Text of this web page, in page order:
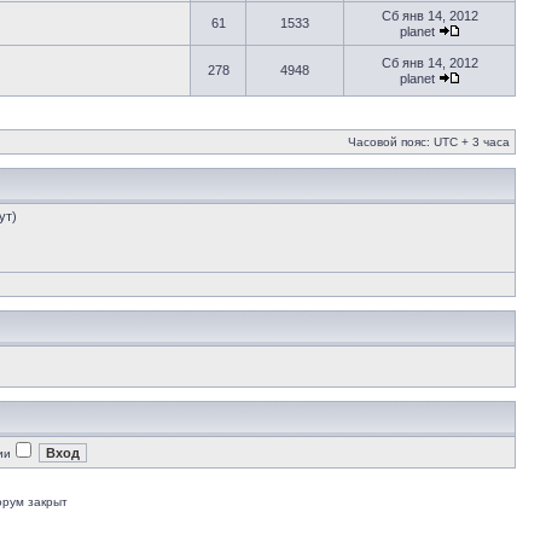
61 1533
Сб янв 14, 2012
planet
278 4948
Сб янв 14, 2012
planet
Часовой пояс: UTC + 3 часа
закрыт